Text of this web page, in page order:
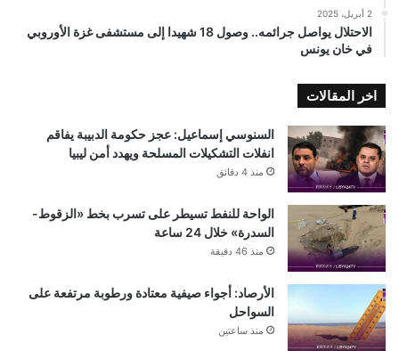
2 أبريل، 2025
الاحتلال يواصل جرائمه.. وصول 18 شهيدا إلى مستشفى غزة الأوروبي
في خان يونس
اخر المقالات
السنوسي إسماعيل: عجز حكومة الدبيبة يفاقم
انفلات التشكيلات المسلحة ويهدد أمن ليبيا
منذ 4 دقائق
الواحة للنفط تسيطر على تسرب بخط «الزقوط-
السدرة» خلال 24 ساعة
منذ 46 دقيقة
الأرصاد: أجواء صيفية معتادة ورطوبة مرتفعة على
السواحل
منذ ساعتين